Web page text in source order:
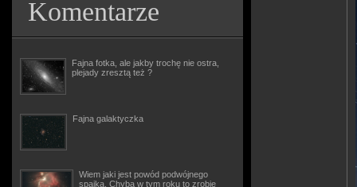
Komentarze
Fajna fotka, ale jakby trochę nie ostra,
plejady zresztą też ?
Fajna galaktyczka
Wiem jaki jest powód podwójnego
spajka. Chyba w tym roku to zrobię